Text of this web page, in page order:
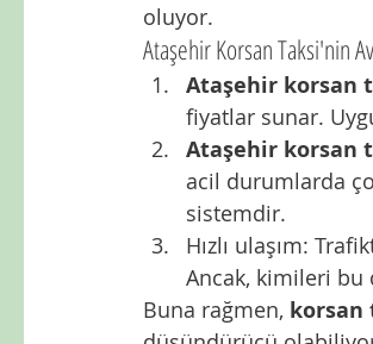
oluyor.
Ataşehir Korsan Taksi'nin
Ataşehir korsan
fiyatlar sunar.
Ataşehir korsan
acil durumlarda
sistemdir.
Hızlı ulaşım:
Ancak, kimileri
Buna rağmen, korsan